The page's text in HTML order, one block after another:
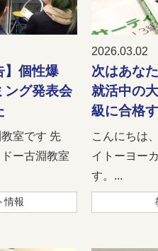
】個性爆
ング発表会
室です 先
ー古淵教室
情報
2026.03.02
次はあな
就活中の
級に合格
こんにちは
イトーヨー
す。...